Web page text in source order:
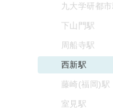
九大学研都市
下山門駅
周船寺駅
西新駅
藤崎(福岡)駅
室見駅